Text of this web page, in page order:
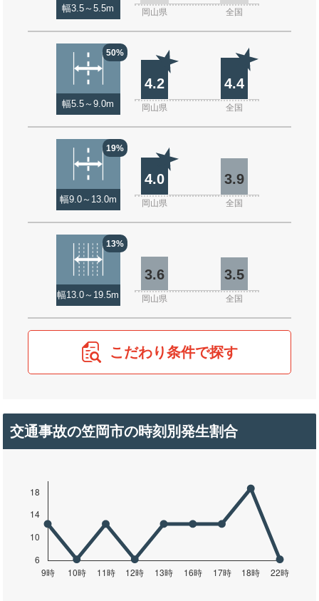
幅3.5～5.5m 岡山県 全国
50%
幅5.5～9.0m
4.2 4.4
岡山県 全国
19%
幅9.0～13.0m
4.0 3.9
岡山県 全国
13%
幅13.0～19.5m
3.6 3.5
岡山県 全国
こだわり条件で探す
交通事故の笠岡市の時刻別発生割合